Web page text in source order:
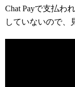
Chat Payで支払わ
していないので、